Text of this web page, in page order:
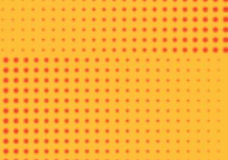
“Tahun ini kita banyak meluncurkan produk cita rasa lokal.
Selain ayam kremes sambal matah, kami juga mengeluarkan
minuman kedondong fizz, yakni minuman soda dengan sari
buah kedondong,” ujar Associate Director of Communications
McDonald’s Indonesia, Sutji Lantyka pada peluncuran ayam
kremes sambal matah di McDonald’s Sarinah, Jakarta, Selasa
(5/6/18).
Menu ayam kremes sambal matah di jual dalam dua paket,
yakni pertama paket ayam kremes spesial sambal matah dan
paket ayam kremes sambal matah. Kedua paket ini terdiri dari
satu potong ayam goreng, nasi, sambal matah, kremes, dan
kedondong fizz. Perbedaannya hanya pada telur dadar. Telur
dadar hanya pada paket ayam kremes spesial.